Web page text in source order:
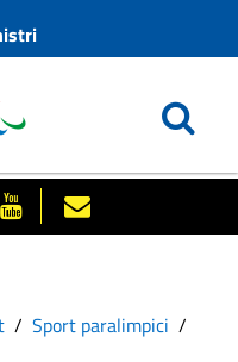
Sport paralimpici